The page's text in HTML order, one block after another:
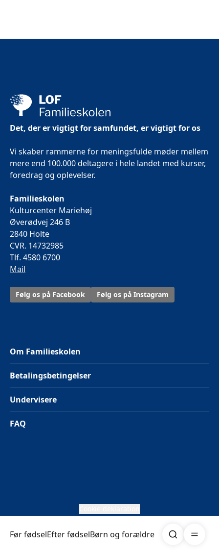
Før fødselEfter fødselBørn og forældre Søg
Det, der er vigtigt for samfundet, er vigtigt for os
Vi skaber rammerne for meningsfulde møder mellem
mere end 100.000 deltagere i hele landet med kurser,
foredrag og oplevelser.
Familieskolen
Kulturcenter Mariehøj
Øverødvej 246 B
2840 Holte
CVR. 14732985
Tlf. 4580 6700
Mail
Følg os på Facebook Følg os på Instagram
Om Familieskolen
Betalingsbetingelser
Undervisere
FAQ